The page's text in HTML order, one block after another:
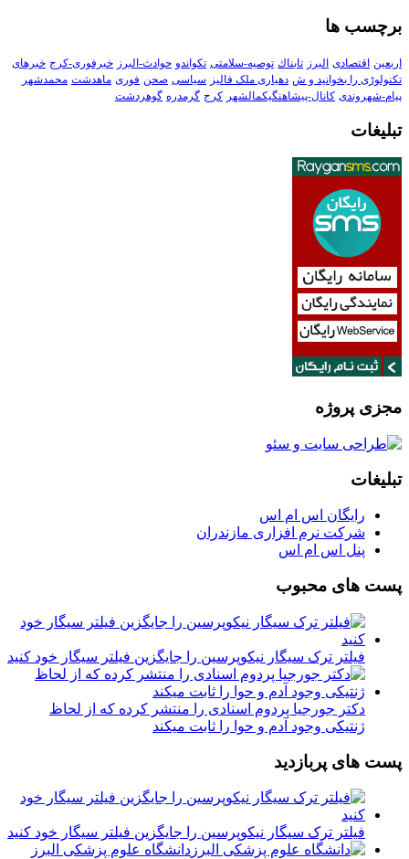
برچسب ها
اربعین اقتصادی البرز تابناك توصیه-سلامتی تکواندو حوادث-البرز خبرفوری-کرج خبرهای
تکنولوڑی را بخوانید و ش دهیاری ملک فالیز سیاسی صحن فوری ماهدشت محمدشهر
پیام-شهروندی کانال-پیشاهنگیکمالشهر کرج گرمدره گوهردشت
تبلیغات
مجزی پروژه
تبلیغات
رایگان اس ام اس
شرکت نرم افزاری مازندران
پنل اس ام اس
پست های محبوب
فیلتر ترک سیگار نیکوپرسین را جایگزین فیلتر سیگار خود کنید
دکتر جورجیا پردوم اسنادی را منتشر کرده که از لحاظ
ژنتیکی وجود آدم و حوا را ثابت میکند
پست های پربازدید
فیلتر ترک سیگار نیکوپرسین را جایگزین فیلتر سیگار خود کنید
دانشگاه علوم پزشکی البرز